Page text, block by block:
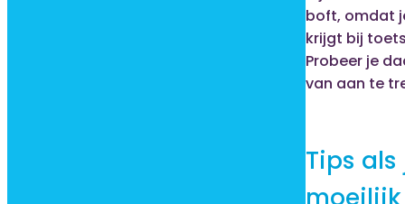
boft, omdat
krijgt bij
Probeer je
van aan te
Tips als